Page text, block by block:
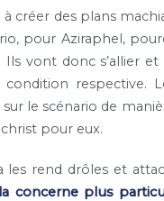
créer des plans
pour Aziraphel,
vont donc s’allier
condition
le scénario de
pour eux.
rend drôles et
concerne plus